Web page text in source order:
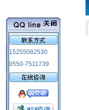
15255082530
0550-7511739